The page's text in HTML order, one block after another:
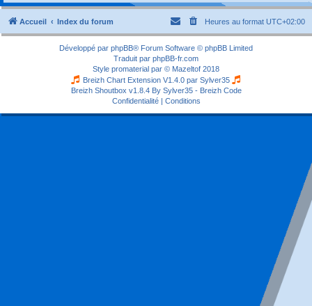
Accueil Index du forum Heures au format UTC+02:00
Développé par phpBB® Forum Software © phpBB Limited
Traduit par phpBB-fr.com
Style promaterial par © Mazeltof 2018
Breizh Chart Extension V1.4.0 par Sylver35
Breizh Shoutbox v1.8.4 By Sylver35 - Breizh Code
Confidentialité| Conditions